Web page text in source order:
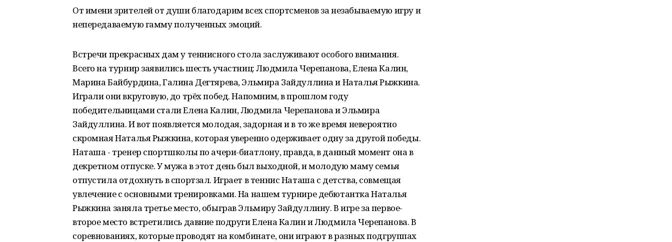
От имени зрителей от души благодарим всех спортсменов за незабываемую игру и
непередаваемую гамму полученных эмоций.
Встречи прекрасных дам у теннисного стола заслуживают особого внимания.
Всего на турнир заявились шесть участниц: Людмила Черепанова, Елена Калин,
Марина Байбурдина, Галина Дегтярева, Эльмира Зайдуллина и Наталья Рыжкина.
Играли они вкруговую, до трёх побед. Напомним, в прошлом году
победительницами стали Елена Калин, Людмила Черепанова и Эльмира
Зайдуллина. И вот появляется молодая, задорная и в то же время невероятно
скромная Наталья Рыжкина, которая уверенно одерживает одну за другой победы.
Наташа - тренер спортшколы по ачери-биатлону, правда, в данный момент она в
декретном отпуске. У мужа в этот день был выходной, и молодую маму семья
отпустила отдохнуть в спортзал. Играет в теннис Наташа с детства, совмещая
увлечение с основными тренировками. На нашем турнире дебютантка Наталья
Рыжкина заняла третье место, обыграв Эльмиру Зайдуллину. В игре за первое-
второе место встретились давние подруги Елена Калин и Людмила Черепанова. В
соревнованиях, которые проводят на комбинате, они играют в разных подгруппах